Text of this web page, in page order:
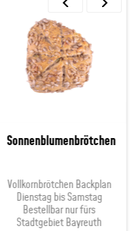
Sonnenblumenbrötchen
Vollkornbrötchen Backplan
Dienstag bis Samstag
Bestellbar nur fürs
Stadtgebiet Bayreuth